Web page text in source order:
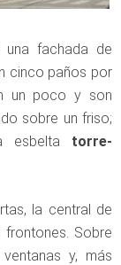
una fachada de
cinco paños por
un poco y son
sobre un friso;
esbelta torre-
la central de
Sobre
y, más